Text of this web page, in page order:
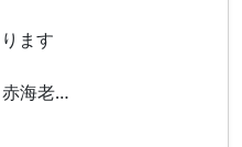
ます
海老…